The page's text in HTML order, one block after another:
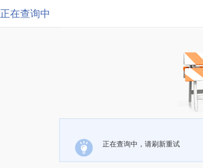
正在查询中
正在查询中，请刷新重试